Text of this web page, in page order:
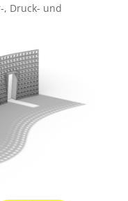
, Druck- und